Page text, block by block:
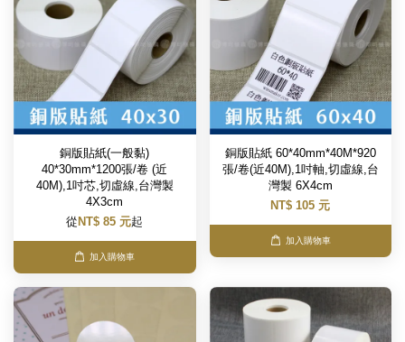
銅版貼紙(一般黏)
40*30mm*1200張/卷 (近
40M),1吋芯,切虛線,台灣製
4X3cm
從 NT$ 85 元起
加入購物車
銅版貼紙 60*40mm*40M*920
張/卷(近40M),1吋軸,切虛線,台
灣製 6X4cm
NT$ 105 元
加入購物車